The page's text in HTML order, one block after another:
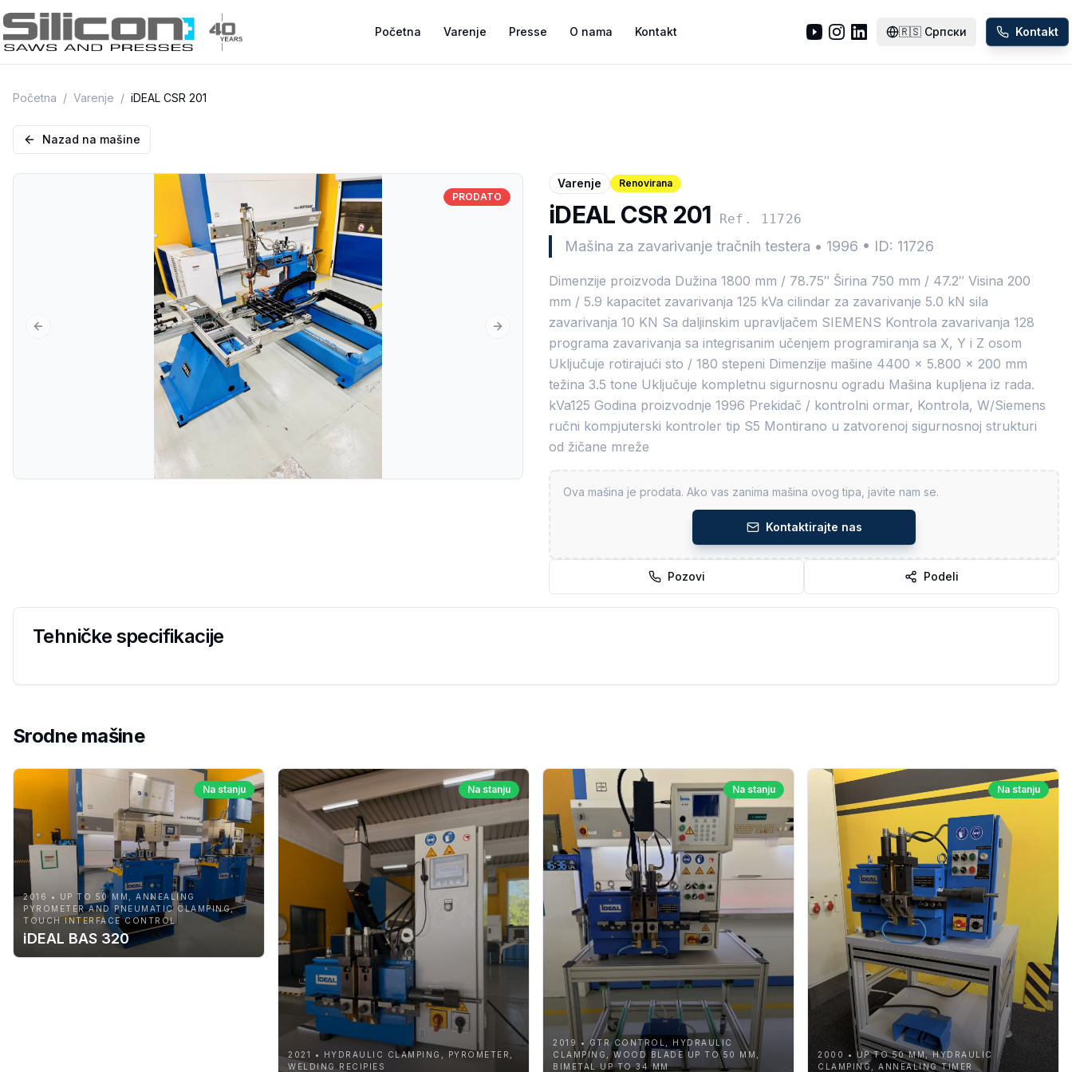
Početna Varenje Presse O nama Kontakt 🇷🇸 Српски Kontakt
Početna / Varenje / iDEAL CSR 201
Nazad na mašine
Previous slide Next slide
PRODATO
Varenje Renovirana
iDEAL CSR 201 Ref. 11726
Mašina za zavarivanje tračnih testera • 1996 • ID: 11726
Dimenzije proizvoda Dužina 1800 mm / 78.75″ Širina 750 mm / 47.2″ Visina 200
mm / 5.9 kapacitet zavarivanja 125 kVa cilindar za zavarivanje 5.0 kN sila
zavarivanja 10 KN Sa daljinskim upravljačem SIEMENS Kontrola zavarivanja 128
programa zavarivanja sa integrisanim učenjem programiranja sa X, Y i Z osom
Uključuje rotirajući sto / 180 stepeni Dimenzije mašine 4400 x 5.800 x 200 mm
težina 3.5 tone Uključuje kompletnu sigurnosnu ogradu Mašina kupljena iz rada.
kVa125 Godina proizvodnje 1996 Prekidač / kontrolni ormar, Kontrola, W/Siemens
ručni kompjuterski kontroler tip S5 Montirano u zatvorenoj sigurnosnoj strukturi
od žičane mreže
Ova mašina je prodata. Ako vas zanima mašina ovog tipa, javite nam se.
Kontaktirajte nas
Pozovi Podeli
Tehničke specifikacije
Srodne mašine
Na stanju
2016 • UP TO 50 MM, ANNEALING
PYROMETER AND PNEUMATIC CLAMPING,
TOUCH INTERFACE CONTROL
iDEAL BAS 320
Na stanju
2021 • HYDRAULIC CLAMPING, PYROMETER,
WELDING RECIPIES
Na stanju
2019 • GTR CONTROL, HYDRAULIC
CLAMPING, WOOD BLADE UP TO 50 MM,
BIMETAL UP TO 34 MM
Na stanju
2000 • UP TO 50 MM, HYDRAULIC
CLAMPING, ANNEALING TIMER